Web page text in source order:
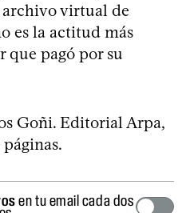
virtual de
es la actitud más
que pagó por su
Goñi. Editorial Arpa,
en tu email cada dos